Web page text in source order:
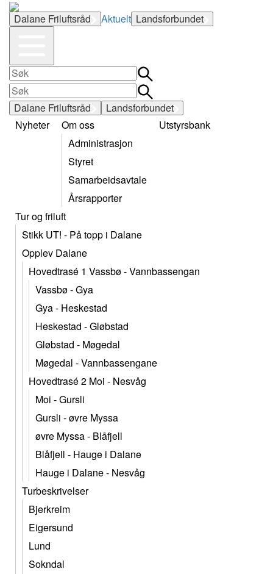
Dalane Friluftsråd Aktuelt Landsforbundet
Dalane Friluftsråd
Landsforbundet
Nyheter
Om oss
Administrasjon
Styret
Samarbeidsavtale
Årsrapporter
Utstyrsbank
Tur og friluft
Stikk UT! - På topp i Dalane
Opplev Dalane
Hovedtrasé 1 Vassbø - Vannbassengan
Vassbø - Gya
Gya - Heskestad
Heskestad - Gløbstad
Gløbstad - Møgedal
Møgedal - Vannbassengane
Hovedtrasé 2 Moi - Nesvåg
Moi - Gursli
Gursli - øvre Myssa
øvre Myssa - Blåfjell
Blåfjell - Hauge i Dalane
Hauge i Dalane - Nesvåg
Turbeskrivelser
Bjerkreim
Eigersund
Lund
Sokndal